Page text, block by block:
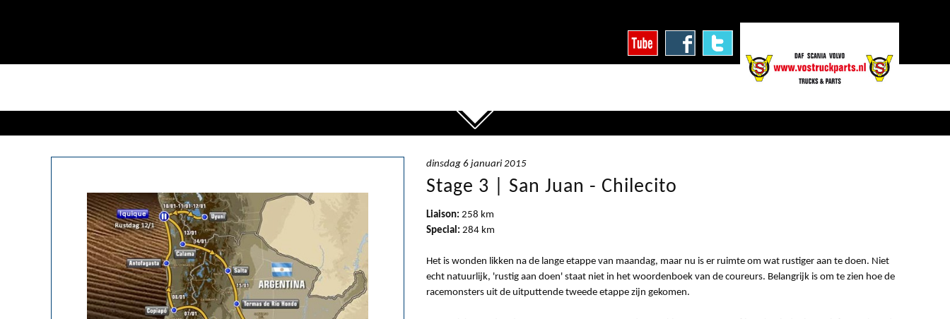
dinsdag 6 januari 2015
Stage 3 | San Juan - Chilecito
Liaison: 258 km
Special: 284 km
Het is wonden likken na de lange etappe van maandag, maar nu is er ruimte om wat rustiger aan te doen. Niet
echt natuurlijk, 'rustig aan doen' staat niet in het woordenboek van de coureurs. Belangrijk is om te zien hoe de
racemonsters uit de uitputtende tweede etappe zijn gekomen.